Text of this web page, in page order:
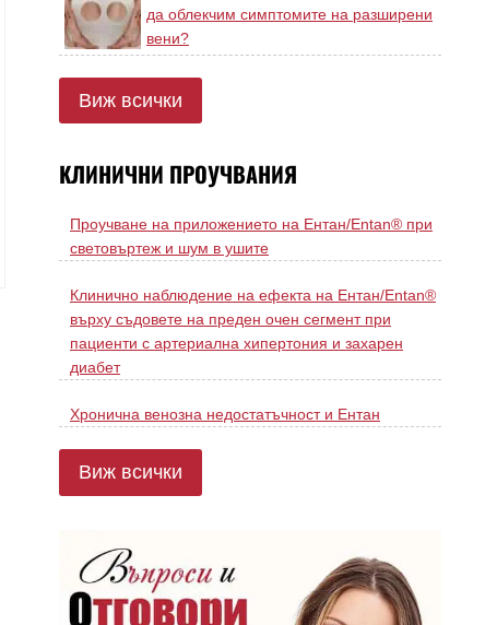
да облекчим симптомите на разширени
вени?
Виж всички
КЛИНИЧНИ ПРОУЧВАНИЯ
Проучване на приложението на Ентан/Entan® при
световъртеж и шум в ушите
Клинично наблюдение на ефекта на Ентан/Entan®
върху съдовете на преден очен сегмент при
пациенти с артериална хипертония и захарен
диабет
Хронична венозна недостатъчност и Ентан
Виж всички